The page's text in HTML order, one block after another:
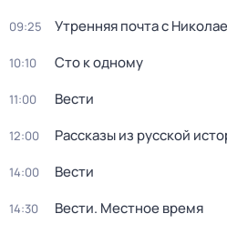
09:25 Утренняя почта с
10:10 Сто к одному
11:00 Вести
12:00 Рассказы из русской
14:00 Вести
14:30 Вести. Местное время